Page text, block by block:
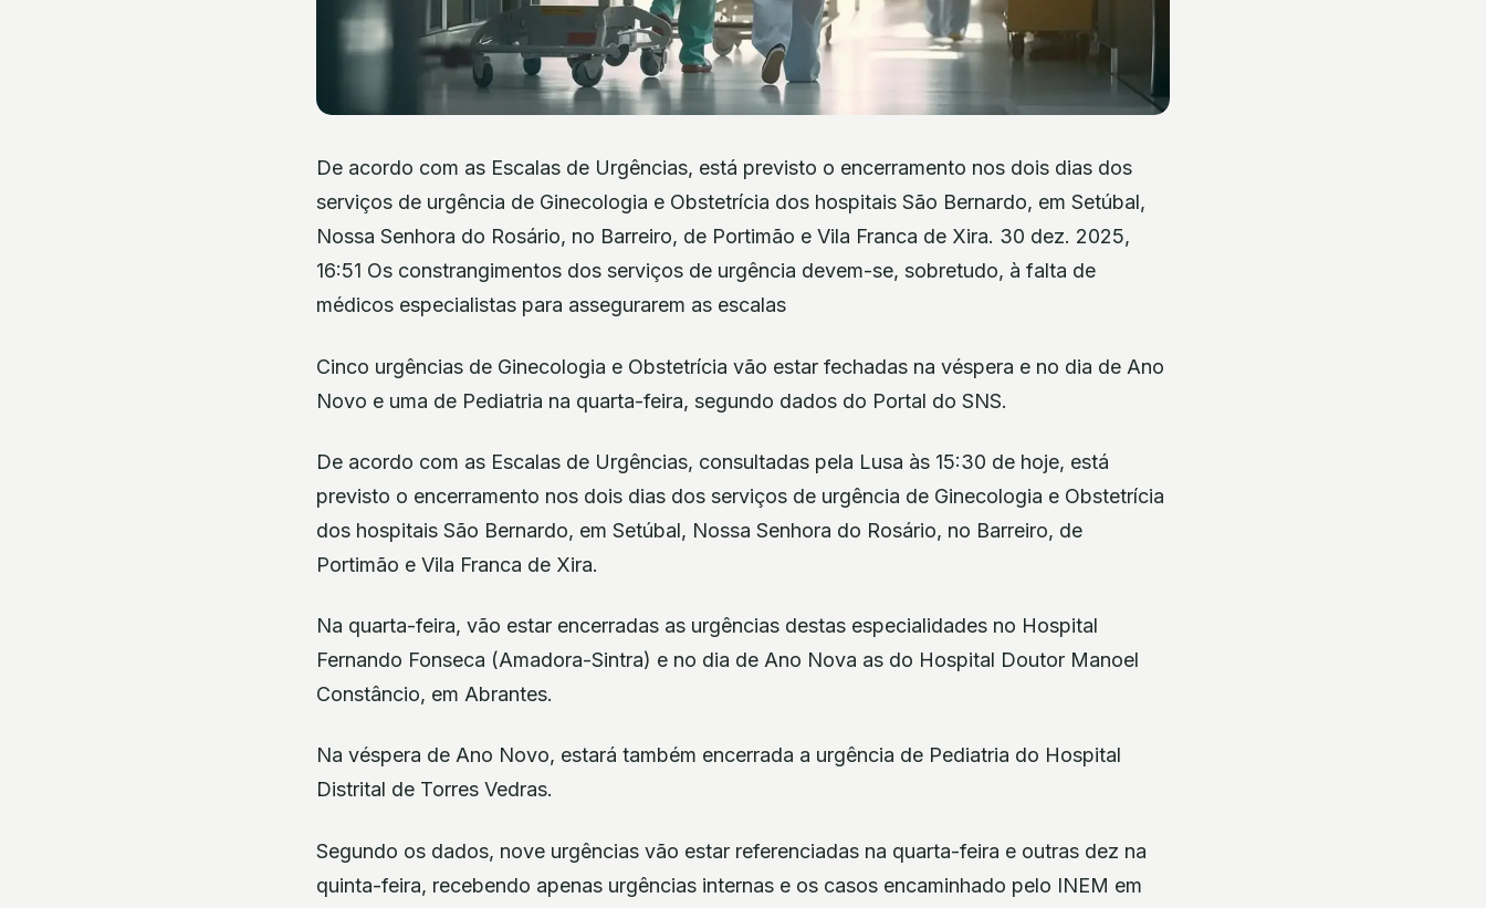
De acordo com as Escalas de Urgências, está previsto o encerramento nos dois dias dos
serviços de urgência de Ginecologia e Obstetrícia dos hospitais São Bernardo, em Setúbal,
Nossa Senhora do Rosário, no Barreiro, de Portimão e Vila Franca de Xira. 30 dez. 2025,
16:51 Os constrangimentos dos serviços de urgência devem-se, sobretudo, à falta de
médicos especialistas para assegurarem as escalas
Cinco urgências de Ginecologia e Obstetrícia vão estar fechadas na véspera e no dia de Ano
Novo e uma de Pediatria na quarta-feira, segundo dados do Portal do SNS.
De acordo com as Escalas de Urgências, consultadas pela Lusa às 15:30 de hoje, está
previsto o encerramento nos dois dias dos serviços de urgência de Ginecologia e Obstetrícia
dos hospitais São Bernardo, em Setúbal, Nossa Senhora do Rosário, no Barreiro, de
Portimão e Vila Franca de Xira.
Na quarta-feira, vão estar encerradas as urgências destas especialidades no Hospital
Fernando Fonseca (Amadora-Sintra) e no dia de Ano Nova as do Hospital Doutor Manoel
Constâncio, em Abrantes.
Na véspera de Ano Novo, estará também encerrada a urgência de Pediatria do Hospital
Distrital de Torres Vedras.
Segundo os dados, nove urgências vão estar referenciadas na quarta-feira e outras dez na
quinta-feira, recebendo apenas urgências internas e os casos encaminhado pelo INEM em